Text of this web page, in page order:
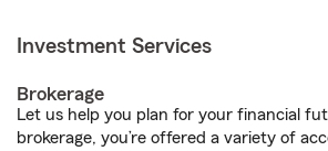
Investment Services
Brokerage
Let us help you plan for your financial
brokerage, you’re offered a variety of